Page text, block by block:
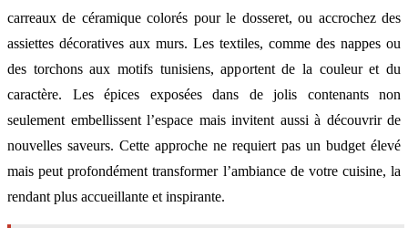
carreaux de céramique colorés pour le dosseret, ou accrochez des
assiettes décoratives aux murs. Les textiles, comme des nappes ou
des torchons aux motifs tunisiens, apportent de la couleur et du
caractère. Les épices exposées dans de jolis contenants non
seulement embellissent l’espace mais invitent aussi à découvrir de
nouvelles saveurs. Cette approche ne requiert pas un budget élevé
mais peut profondément transformer l’ambiance de votre cuisine, la
rendant plus accueillante et inspirante.